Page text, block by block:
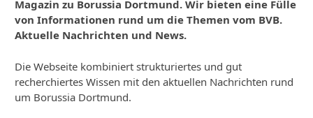
Magazin zu Borussia Dortmund. Wir bieten eine Fülle
von Informationen rund um die Themen vom BVB.
Aktuelle Nachrichten und News.
Die Webseite kombiniert strukturiertes und gut
recherchiertes Wissen mit den aktuellen Nachrichten rund
um Borussia Dortmund.